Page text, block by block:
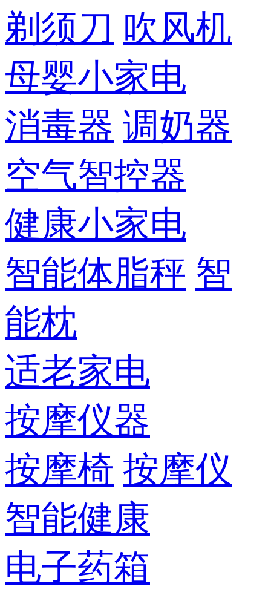
剃须刀 吹风机
母婴小家电
消毒器 调奶器
空气智控器
健康小家电
智能体脂秤 智
能枕
适老家电
按摩仪器
按摩椅 按摩仪
智能健康
电子药箱